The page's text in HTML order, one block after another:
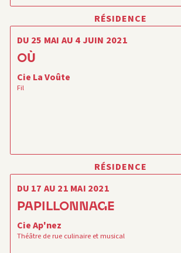
RÉSIDENCE
DU 25 MAI AU 4 JUIN 2021
OÙ
Cie La Voûte
Fil
RÉSIDENCE
DU 17 AU 21 MAI 2021
PAPILLONNAGE
Cie Ap'nez
Théâtre de rue culinaire et musical